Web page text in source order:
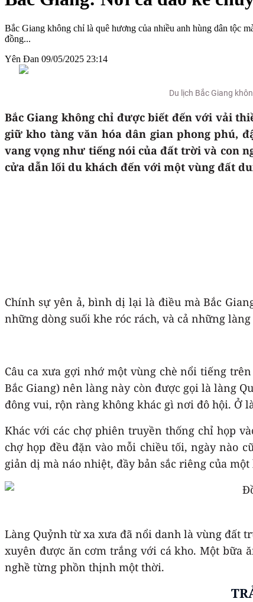
Bắc Giang không chỉ là quê hương của nhiều anh hùng dân tộc
đồng...
Yên Đan 09/05/2025 23:14
Du lịch Bắc Giang
Bắc Giang không chỉ được biết đến với vải
giữ kho tàng văn hóa dân gian phong phú,
vang vọng như tiếng nói của đất trời và con
cửa dẫn lối du khách đến với một vùng đất
Chính sự yên ả, bình dị lại là điều mà Bắc
những dòng suối khe róc rách, và cả những
Câu ca xưa gợi nhớ một vùng chè nổi tiếng
Bắc Giang) nên làng này còn được gọi là làng
đông vui, rộn ràng không khác gì nơi đô hội. Ở
Khác với các chợ phiên truyền thống chỉ họp
chợ họp đều đặn vào mỗi chiều tối, ngày nào
giản dị mà náo nhiệt, đầy bản sắc riêng của
Làng Quỷnh từ xa xưa đã nổi danh là vùng đất
xuyên được ăn cơm trắng với cá kho. Một bữa
nghề từng phồn thịnh một thời.